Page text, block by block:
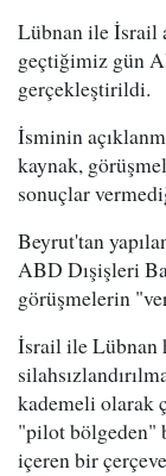
Lübnan ile İsrail
geçtiğimiz gün
gerçekleştirildi.
İsminin
kaynak,
sonuçlar
Beyrut'tan
ABD Dışişleri
görüşmelerin
İsrail ile Lübnan
kademeli olarak
"pilot bölgeden"
içeren bir